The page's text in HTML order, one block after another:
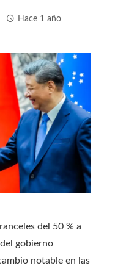
Hace 1 año
del 50 % a
gobierno
notable en las